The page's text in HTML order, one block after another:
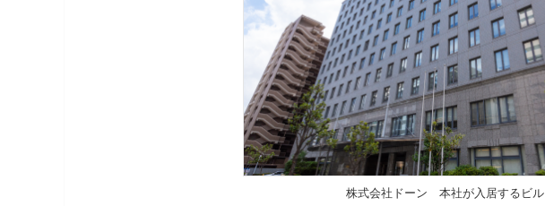
株式会社ドーン 本社が入居するビル